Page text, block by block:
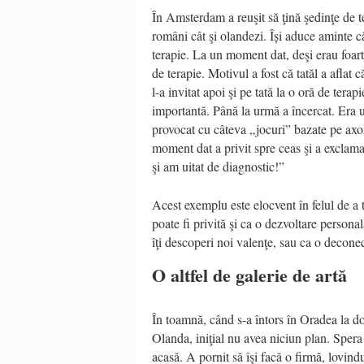
În Amsterdam a reuşit să ţină şedinţe de
români cât şi olandezi. Își aduce aminte
terapie. La un moment dat, deşi erau
de terapie. Motivul a fost că tatăl a aflat
l-a invitat apoi şi pe tată la o oră de
importantă. Până la urmă a încercat.
provocat cu câteva „jocuri” bazate pe
moment dat a privit spre ceas şi a
şi am uitat de diagnostic!”
Acest exemplu este elocvent în felul de
poate fi privită şi ca o dezvoltare
îţi descoperi noi valenţe, sau ca o
O altfel de galerie de artă
În toamnă, când s-a întors în Oradea la
Olanda, iniţial nu avea niciun plan.
acasă. A pornit să îşi facă o firmă,